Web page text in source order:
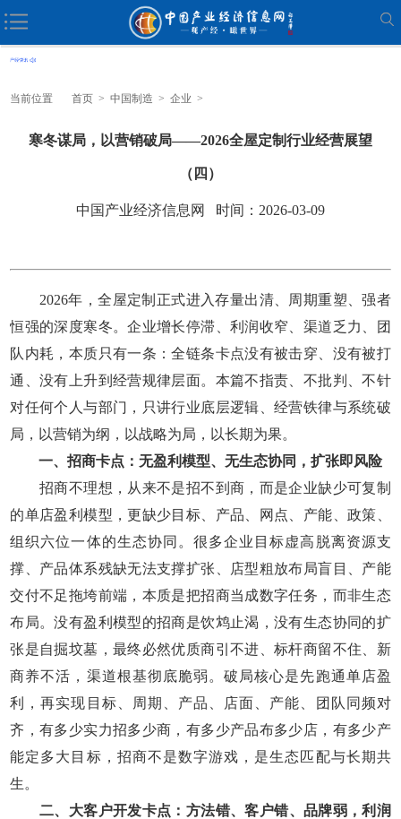
当前位置 首页 > 中国制造 > 企业 >
寒冬谋局，以营销破局——2026全屋定制行业经营展望
（四）
中国产业经济信息网 时间：2026-03-09
2026年，全屋定制正式进入存量出清、周期重塑、强者
恒强的深度寒冬。企业增长停滞、利润收窄、渠道乏力、团
队内耗，本质只有一条：全链条卡点没有被击穿、没有被打
通、没有上升到经营规律层面。本篇不指责、不批判、不针
对任何个人与部门，只讲行业底层逻辑、经营铁律与系统破
局，以营销为纲，以战略为局，以长期为果。
一、招商卡点：无盈利模型、无生态协同，扩张即风险
招商不理想，从来不是招不到商，而是企业缺少可复制
的单店盈利模型，更缺少目标、产品、网点、产能、政策、
组织六位一体的生态协同。很多企业目标虚高脱离资源支
撑、产品体系残缺无法支撑扩张、店型粗放布局盲目、产能
交付不足拖垮前端，本质是把招商当成数字任务，而非生态
布局。没有盈利模型的招商是饮鸩止渴，没有生态协同的扩
张是自掘坟墓，最终必然优质商引不进、标杆商留不住、新
商养不活，渠道根基彻底脆弱。破局核心是先跑通单店盈
利，再实现目标、周期、产品、店面、产能、团队同频对
齐，有多少实力招多少商，有多少产品布多少店，有多少产
能定多大目标，招商不是数字游戏，是生态匹配与长期共
生。
二、大客户开发卡点：方法错、客户错、品牌弱，利润